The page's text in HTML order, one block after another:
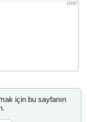
1000
için bu sayfanın